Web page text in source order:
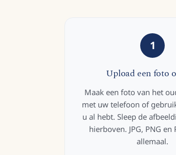
1
Upload een foto
Maak een foto van het
met uw telefoon of
u al hebt. Sleep de
hierboven. JPG, PNG en
allemaal.